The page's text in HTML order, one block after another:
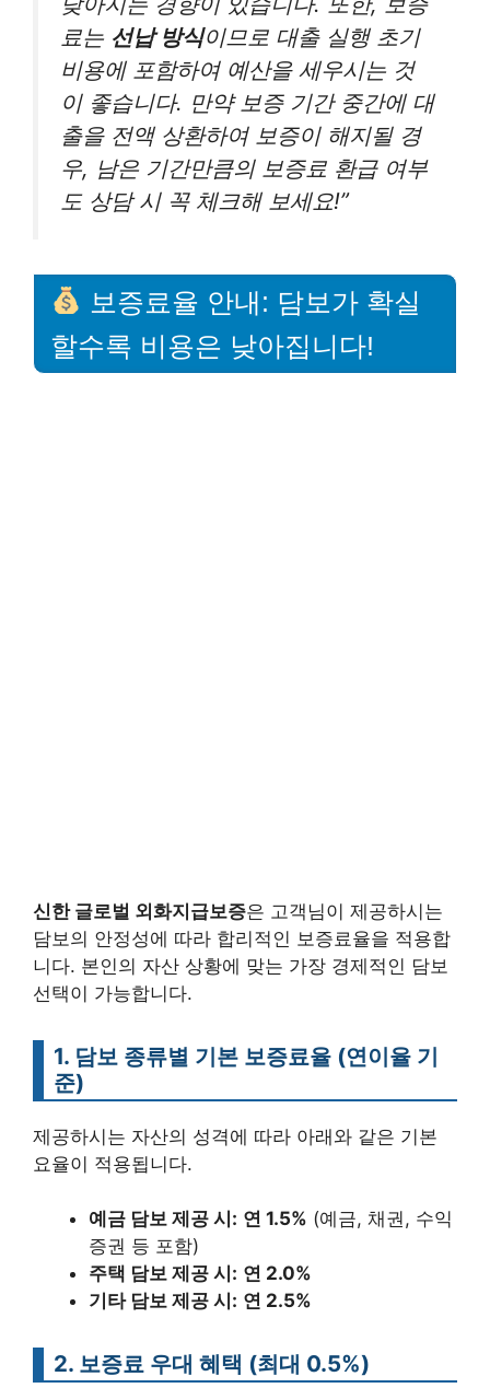
료는 선납 방식이므로 대출 실행 초기
비용에 포함하여 예산을 세우시는 것
이 좋습니다. 만약 보증 기간 중간에 대
출을 전액 상환하여 보증이 해지될 경
우, 남은 기간만큼의 보증료 환급 여부
도 상담 시 꼭 체크해 보세요!”
보증료율 안내: 담보가 확실
할수록 비용은 낮아집니다!
신한 글로벌 외화지급보증은 고객님이 제공하시는
담보의 안정성에 따라 합리적인 보증료율을 적용합
니다. 본인의 자산 상황에 맞는 가장 경제적인 담보
선택이 가능합니다.
1. 담보 종류별 기본 보증료율 (연이율 기
준)
제공하시는 자산의 성격에 따라 아래와 같은 기본
요율이 적용됩니다.
예금 담보 제공 시: 연 1.5% (예금, 채권, 수익
증권 등 포함)
주택 담보 제공 시: 연 2.0%
기타 담보 제공 시: 연 2.5%
2. 보증료 우대 혜택 (최대 0.5%)